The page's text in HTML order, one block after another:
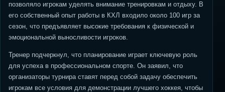
позволяло игрокам уделять внимание тренировкам и отдыху. В
его собственный опыт работы в КХЛ входило около 100 игр за
сезон, что предъявляет высокие требования к физической и
эмоциональной выносливости игроков.
Тренер подчеркнул, что планирование играет ключевую роль
для успеха в профессиональном спорте. Он заявил, что
организаторы турнира ставят перед собой задачу обеспечить
игрокам все условия для демонстрации лучшего хоккея, чтобы